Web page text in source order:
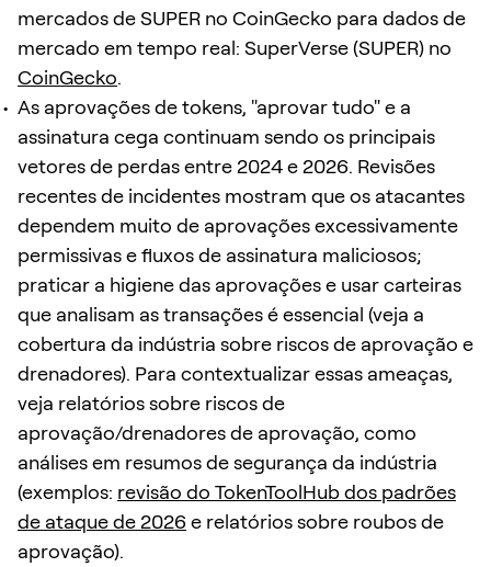
mercados de SUPER no CoinGecko para dados de
mercado em tempo real: SuperVerse (SUPER) no
CoinGecko.
As aprovações de tokens, "aprovar tudo" e a
assinatura cega continuam sendo os principais
vetores de perdas entre 2024 e 2026. Revisões
recentes de incidentes mostram que os atacantes
dependem muito de aprovações excessivamente
permissivas e fluxos de assinatura maliciosos;
praticar a higiene das aprovações e usar carteiras
que analisam as transações é essencial (veja a
cobertura da indústria sobre riscos de aprovação e
drenadores). Para contextualizar essas ameaças,
veja relatórios sobre riscos de
aprovação/drenadores de aprovação, como
análises em resumos de segurança da indústria
(exemplos: revisão do TokenToolHub dos padrões
de ataque de 2026 e relatórios sobre roubos de
aprovação).